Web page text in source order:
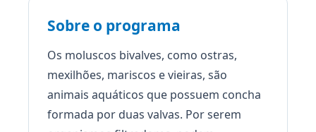
Sobre o programa
Os moluscos bivalves, como ostras,
mexilhões, mariscos e vieiras, são
animais aquáticos que possuem concha
formada por duas valvas. Por serem